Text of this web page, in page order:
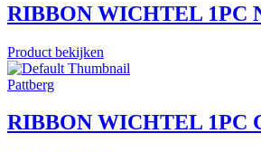
RIBBON WICHTEL 1PC
Product bekijken
Pattberg
RIBBON WICHTEL 1PC